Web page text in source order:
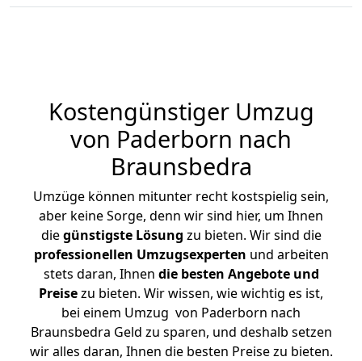
Kostengünstiger Umzug
von Paderborn nach
Braunsbedra
Umzüge können mitunter recht kostspielig sein,
aber keine Sorge, denn wir sind hier, um Ihnen
diegünstigste Lösung zu bieten. Wir sind die
professionellen Umzugsexperten und arbeiten
stets daran, Ihnen die besten Angebote und
Preisezu bieten. Wir wissen, wie wichtig es ist,
bei einem Umzug von Paderborn nach
Braunsbedra Geld zu sparen, und deshalb setzen
wir alles daran, Ihnen die besten Preise zu bieten.